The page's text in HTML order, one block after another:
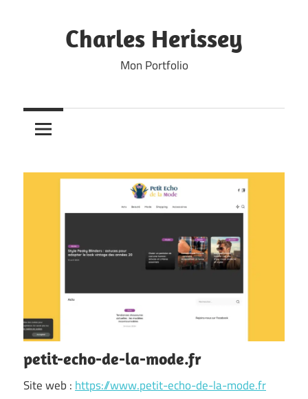
Charles Herissey
Mon Portfolio
petit-echo-de-la-mode.fr
Site web : https://www.petit-echo-de-la-mode.fr